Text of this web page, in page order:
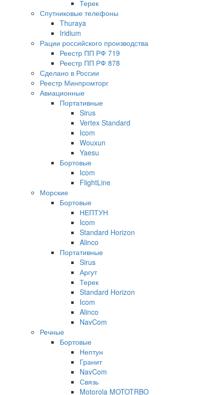
Терек
Спутниковые телефоны
Thuraya
Iridium
Рации российского производства
Реестр ПП РФ 719
Реестр ПП РФ 878
Сделано в России
Реестр Минпромторг
Авиационные
Портативные
Sirus
Vertex Standard
Icom
Wouxun
Yaesu
Бортовые
Icom
FlightLine
Морские
Бортовые
НЕПТУН
Icom
Standard Horizon
Alinco
Портативные
Sirus
Аргут
Терек
Standard Horizon
Icom
Alinco
NavCom
Речные
Бортовые
Нептун
Гранит
NavCom
Связь
Motorola MOTOTRBO